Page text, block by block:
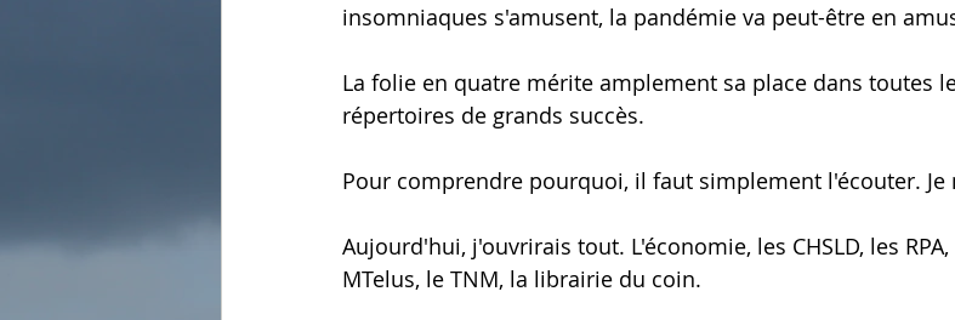
insomniaques s'amusent, la pandémie va peut-être en
La folie en quatre mérite amplement sa place dans toutes
répertoires de grands succès.
Pour comprendre pourquoi, il faut simplement l'écouter. Je
Aujourd'hui, j'ouvrirais tout. L'économie, les CHSLD, les
MTelus, le TNM, la librairie du coin.